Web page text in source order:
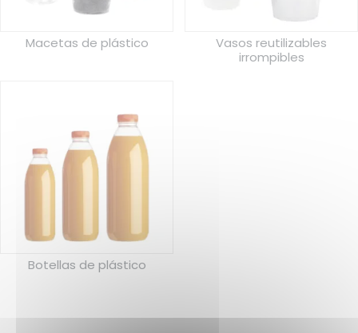
Macetas de plástico
Vasos reutilizables
irrompibles
Botellas de plástico